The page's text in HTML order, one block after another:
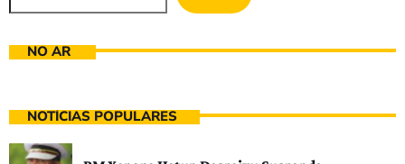
NO AR
NOTÍCIAS POPULARES